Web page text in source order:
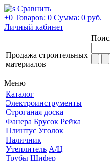
Сравнить
+0 Товаров: 0 Сумма: 0 руб.
Личный кабинет
Продажа строительных
материалов
Меню
Каталог
Электроинструменты
Строганая доска
Фанера Брусок Рейка
Плинтус Уголок
Наличник
Утеплитель А/Ц
Трубы Шифер